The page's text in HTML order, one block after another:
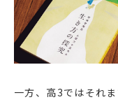
一方、高3ではそれ